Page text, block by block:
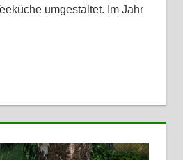
umgestaltet. Im Jahr